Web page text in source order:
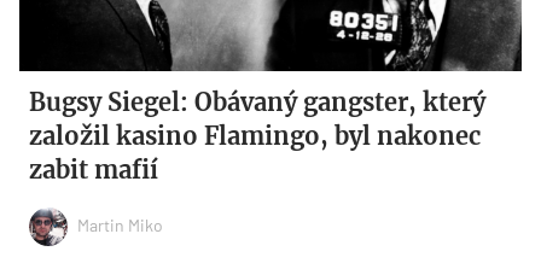
Bugsy Siegel: Obávaný gangster, který
založil kasino Flamingo, byl nakonec
zabit mafií
Martin Miko